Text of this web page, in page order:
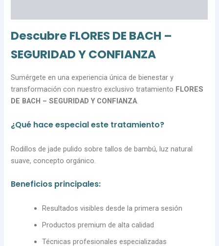
Descubre FLORES DE BACH –
SEGURIDAD Y CONFIANZA
Sumérgete en una experiencia única de bienestar y
transformación con nuestro exclusivo tratamiento FLORES
DE BACH – SEGURIDAD Y CONFIANZA.
¿Qué hace especial este tratamiento?
Rodillos de jade pulido sobre tallos de bambú, luz natural
suave, concepto orgánico.
Beneficios principales:
Resultados visibles desde la primera sesión
Productos premium de alta calidad
Técnicas profesionales especializadas